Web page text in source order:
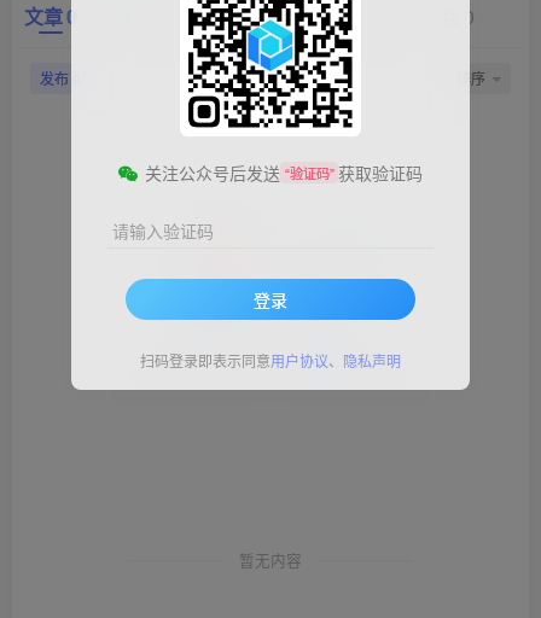
文章0 评论10 版块0 帖子 0
发布 排序
暂无内容
关注公众号后发送 “验证码” 获取验证码
请输入验证码
登录
扫码登录即表示同意用户协议、 隐私声明